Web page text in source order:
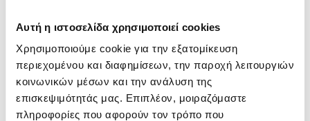
Αυτή η ιστοσελίδα χρησιμοποιεί cookies
Χρησιμοποιούμε cookie για την εξατομίκευση
περιεχομένου και διαφημίσεων, την παροχή λειτουργιών
κοινωνικών μέσων και την ανάλυση της
επισκεψιμότητάς μας. Επιπλέον, μοιραζόμαστε
πληροφορίες που αφορούν τον τρόπο που